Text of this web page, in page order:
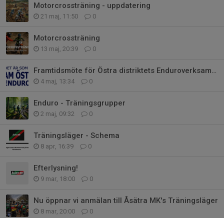
Motorcrossträning - uppdatering
21 maj, 11:50 0
Motorcrossträning
13 maj, 20:39 0
Framtidsmöte för Östra distriktets Enduroverksamhet
4 maj, 13:34 0
Enduro - Träningsgrupper
2 maj, 09:32 0
Träningsläger - Schema
8 apr, 16:39 0
Efterlysning!
9 mar, 18:00 0
Nu öppnar vi anmälan till Åsätra MK's Träningsläger
8 mar, 20:00 0